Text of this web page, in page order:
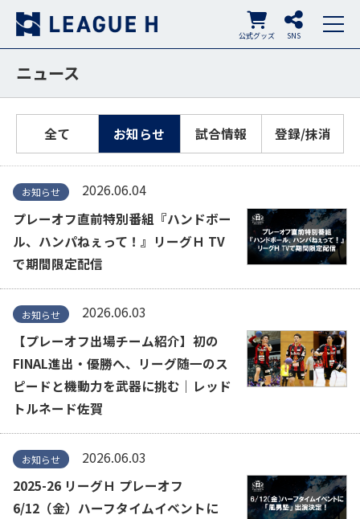
SNS
公式グッズ
ニュース
全て お知らせ 試合情報 登録/抹消
お知らせ
2026.06.04
プレーオフ直前特別番組『ハンドボー
ル、ハンパねぇって！』リーグＨ TV
で期間限定配信
お知らせ
2026.06.03
【プレーオフ出場チーム紹介】初の
FINAL進出・優勝へ、リーグ随一のス
ピードと機動力を武器に挑む｜レッド
トルネード佐賀
お知らせ
2026.06.03
2025-26 リーグＨ プレーオフ
6/12（金）ハーフタイムイベントに